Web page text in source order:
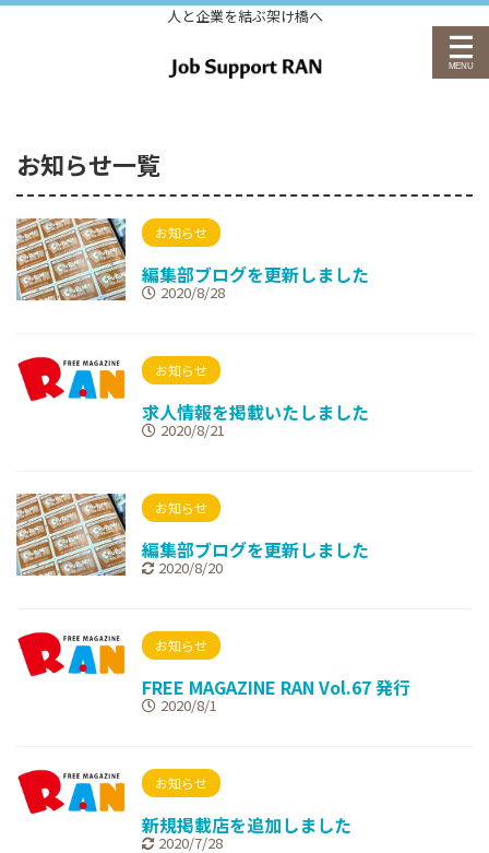
人と企業を結ぶ架け橋へ
お知らせ一覧
お知らせ
編集部ブログを更新しました
2020/8/28
お知らせ
求人情報を掲載いたしました
2020/8/21
お知らせ
編集部ブログを更新しました
2020/8/20
お知らせ
FREE MAGAZINE RAN Vol.67 発行
2020/8/1
お知らせ
新規掲載店を追加しました
2020/7/28